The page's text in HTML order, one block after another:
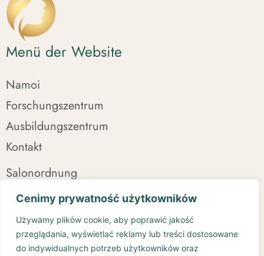
Cenimy prywatność użytkowników
Używamy plików cookie, aby poprawić jakość
przeglądania, wyświetlać reklamy lub treści dostosowane
do indywidualnych potrzeb użytkowników oraz
Menü der Website
Namoi
Forschungszentrum
Ausbildungszentrum
Kontakt
Salonordnung
Datenschutzbestimmungen
Geschäftsordnung
Versand